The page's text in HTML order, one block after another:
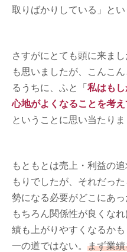
取りばかりしている」とい
さすがにとても頭に来ま
も思いましたが、こんこ
るうちに、ふと「 私はも
心地がよくなることを考
ということに思い当たりま
もともとは売上・利益の
もりでしたが、それだっ
勢になる必要がどこにあっ
もちろん関係性が良くな
績も上がりやすくなるか
一の道ではない。 まず業